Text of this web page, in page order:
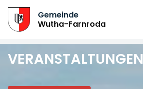
Gemeinde
Wutha-Farnroda
VERANSTALTUNGEN